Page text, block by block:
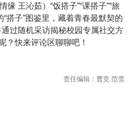
王沁茹）“饭搭子”“课搭子”“旅
搭子”图鉴里，藏着青春最默契的
过随机采访揭秘校园专属社交方
？快来评论区聊聊吧！